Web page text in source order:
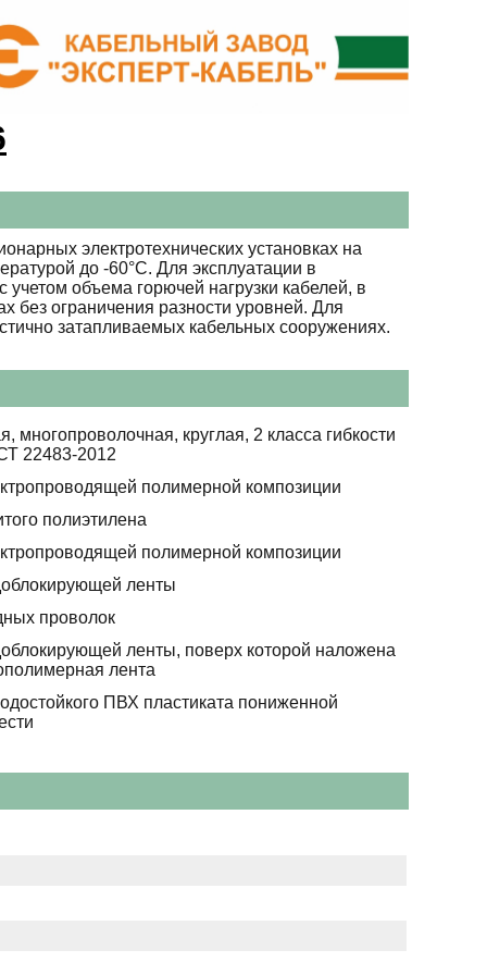
электротехнических установках на
до -60°С. Для эксплуатации в
объема горючей нагрузки кабелей, в
без ограничения разности уровней. Для
затапливаемых кабельных сооружениях.
многопроволочная, круглая, 2 класса гибкости
22483-2012
полимерной композиции
полиэтилена
полимерной композиции
ленты
проволок
ленты, поверх которой наложена
лента
ПВХ пластиката пониженной